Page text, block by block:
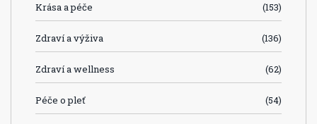
Krása a péče (153)
Zdraví a výživa (136)
Zdraví a wellness (62)
Péče o pleť (54)